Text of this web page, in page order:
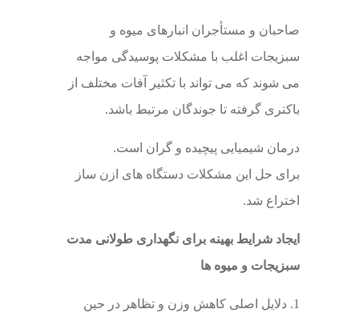
صاحبان و مستأجران انبارهای میوه و
سبزیجات اغلب با مشکلات پوسیدگی مواجه
می شوند که می تواند با تکثیر آفات مختلف از
باکتری گرفته تا جوندگان مرتبط باشد.
درمان شیمیایی پیچیده و گران است.
برای حل این مشکلات دستگاه های ازن ساز
اختراع شد.
ایجاد شرایط بهینه برای نگهداری طولانی مدت
سبزیجات و میوه ها
1. دلایل اصلی کاهش وزن و تظاهر در حین